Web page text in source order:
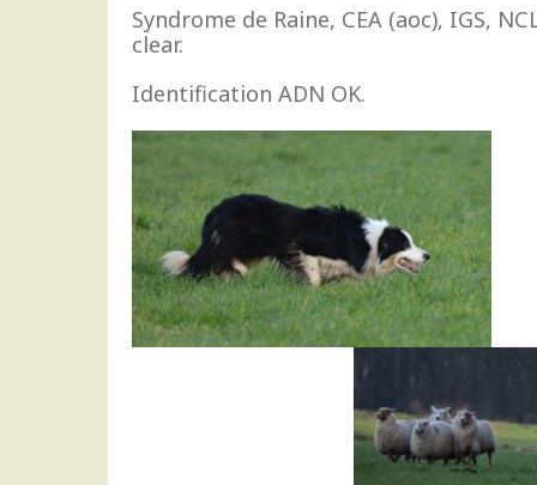
Syndrome de Raine, CEA (aoc), IGS,
clear.
Identification ADN OK.